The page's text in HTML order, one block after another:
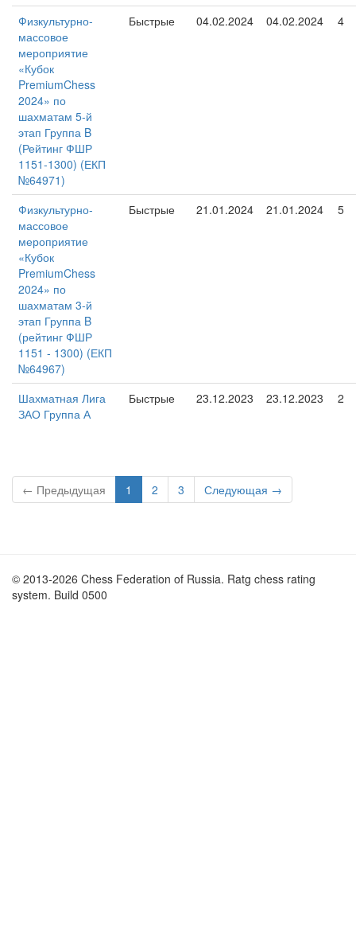
Физкультурно-
массовое
мероприятие
«Кубок
PremiumChess
2024» по
шахматам 5-й
этап Группа B
(Рейтинг ФШР
1151-1300) (ЕКП
№64971)
Быстрые 04.02.2024 04.02.2024 4
Физкультурно-
массовое
мероприятие
«Кубок
PremiumChess
2024» по
шахматам 3-й
этап Группа B
(рейтинг ФШР
1151 - 1300) (ЕКП
№64967)
Быстрые 21.01.2024 21.01.2024 5
Шахматная Лига
ЗАО Группа А
Быстрые 23.12.2023 23.12.2023 2
← Предыдущая 1 2 3 Следующая →
© 2013-2026 Chess Federation of Russia. Ratg chess rating
system. Build 0500